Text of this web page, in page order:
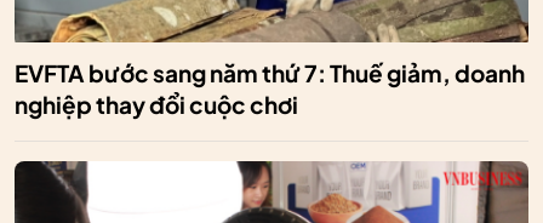
EVFTA bước sang năm thứ 7: Thuế giảm, doanh
nghiệp thay đổi cuộc chơi